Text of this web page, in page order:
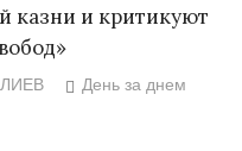
казни и критикуют
День за днем